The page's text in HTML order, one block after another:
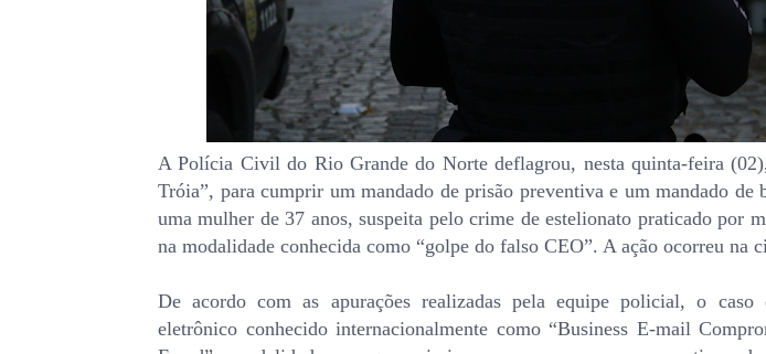
A Polícia Civil do Rio Grande do Norte deflagrou, nesta quinta-feira
Tróia”, para cumprir um mandado de prisão preventiva e um mandado de
uma mulher de 37 anos, suspeita pelo crime de estelionato praticado por
na modalidade conhecida como “golpe do falso CEO”. A ação ocorreu na
De acordo com as apurações realizadas pela equipe policial, o caso
eletrônico conhecido internacionalmente como “Business E-mail